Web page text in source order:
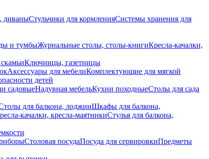
диваныСтульчики для кормленияСистемы хранения для
и тумбыЖурнальные столы, столы-книгиКресла-качалки,
Ключницы, газетницы
Аксессуары для мебелиКомплектующие для мягкой
детей
садовыеНадувная мебельКухни походныеСтолы для сада
для балкона, лоджииШкафы для балкона,
качалки, кресла-маятникиСтулья для балкона,
Столовая посудаПосуда для сервировкиПредметы